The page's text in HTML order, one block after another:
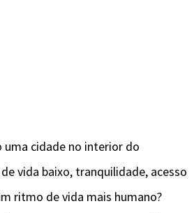
uma cidade no interior do
vida baixo, tranquilidade, acesso
ritmo de vida mais humano?